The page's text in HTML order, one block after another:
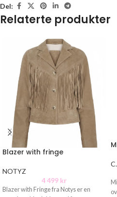
Del:
Relaterte produkter
Blazer with fringe
NOTYZ
4 499 kr
Blazer with Fringe fra Notys er en